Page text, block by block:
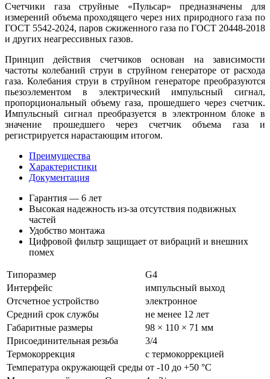
Счетчики газа струйные «Пульсар» предназначены для
измерений объема проходящего через них природного газа по
ГОСТ 5542-2024, паров сжиженного газа по ГОСТ 20448-2018
и других неагрессивных газов.
Принцип действия счетчиков основан на зависимости
частоты колебаний струи в струйном генераторе от расхода
газа. Колебания струи в струйном генераторе преобразуются
пьезоэлементом в электрический импульсный сигнал,
пропорциональный объему газа, прошедшего через счетчик.
Импульсный сигнал преобразуется в электронном блоке в
значение прошедшего через счетчик объема газа и
регистрируется нарастающим итогом.
Преимущества
Характеристики
Документация
Гарантия — 6 лет
Высокая надежность из-за отсутствия подвижных
частей
Удобство монтажа
Цифровой фильтр защищает от вибраций и внешних
помех
Типоразмер
G4
Интерфейс
импульсный выход
Отсчетное устройство
электронное
Средний срок службы
не менее 12 лет
Габаритные размеры
98 × 110 × 71 мм
Присоединительная резьба
3/4
Термокоррекция
с термокоррекцией
Температура окружающей среды от -10 до +50 °С